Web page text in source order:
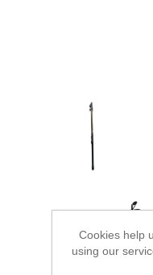
Cookies help
using our